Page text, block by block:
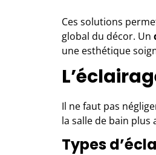
Ces solutions
global du décor. Un
une esthétique
Il ne faut pas
la salle de bain
Types